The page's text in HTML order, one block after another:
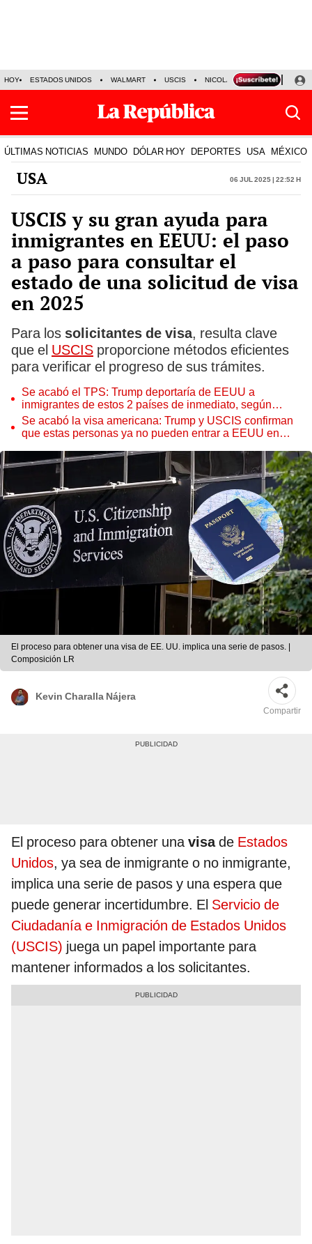
HOY ESTADOS UNIDOS WALMART USCIS NICOLÁS MADURO P-8
ÚLTIMAS NOTICIAS MUNDO DÓLAR HOY DEPORTES USA MÉXICO
USA 06 Jul 2025 | 22:52 h
USCIS y su gran ayuda para
inmigrantes en EEUU: el paso
a paso para consultar el
estado de una solicitud de visa
en 2025
Para los solicitantes de visa, resulta clave
que el USCIS proporcione métodos eficientes
para verificar el progreso de sus trámites.
Se acabó el TPS: Trump deportaría de EEUU a
inmigrantes de estos 2 países de inmediato, según
USCIS
Se acabó la visa americana: Trump y USCIS confirman
que estas personas ya no pueden entrar a EEUU en
El proceso para obtener una visa de EE. UU. implica una serie de pasos. |
Composición LR
Kevin Charalla Nájera
Compartir
El proceso para obtener unavisade Estados
Unidos, ya sea de inmigrante o no inmigrante,
implica una serie de pasos y una espera que
puede generar incertidumbre. El Servicio de
Ciudadanía e Inmigración de Estados Unidos
(USCIS) juega un papel importante para
mantener informados a los solicitantes.